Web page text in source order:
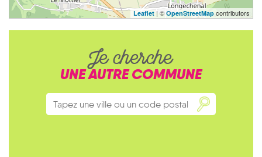
Leaflet | © OpenStreetMap contributors
Je cherche
UNE AUTRE COMMUNE